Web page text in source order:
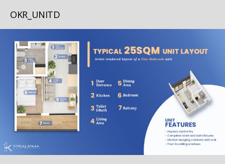
OKR_UNITD